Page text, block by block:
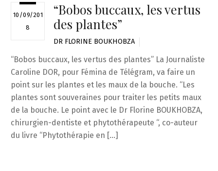
10/09/201
8
“Bobos buccaux, les vertus
des plantes”
DR FLORINE BOUKHOBZA
“Bobos buccaux, les vertus des plantes” La Journaliste
Caroline DOR, pour Fémina de Télégram, va faire un
point sur les plantes et les maux de la bouche. “Les
plantes sont souveraines pour traiter les petits maux
de la bouche. Le point avec le Dr Florine BOUKHOBZA,
chirurgien-dentiste et phytothérapeute “, co-auteur
du livre “Phytothérapie en […]